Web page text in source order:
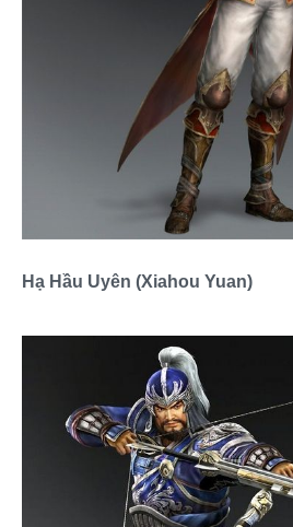
Hạ Hầu Uyên (Xiahou Yuan)